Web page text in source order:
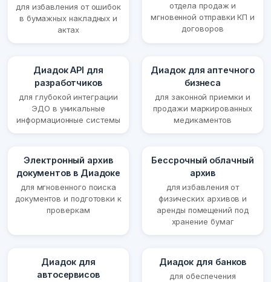
для избавления от ошибок
в бумажных накладных и
актах
отдела продаж и
мгновенной отправки КП и
договоров
Диадок API для
разработчиков
для глубокой интеграции
ЭДО в уникальные
информационные системы
Диадок для аптечного
бизнеса
для законной приемки и
продажи маркированных
медикаментов
Электронный архив
документов в Диадоке
для мгновенного поиска
документов и подготовки к
проверкам
Бессрочный облачный
архив
для избавления от
физических архивов и
аренды помещений под
хранение бумаг
Диадок для
автосервисов
Диадок для банков
для обеспечения